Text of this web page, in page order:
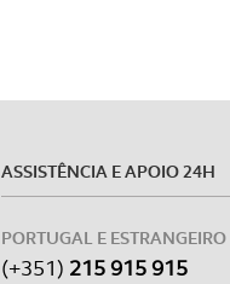
ASSISTÊNCIA E APOIO 24H
PORTUGAL E ESTRANGEIRO
(+351) 215 915 915